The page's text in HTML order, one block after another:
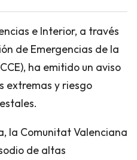
e Interior, a través
de Emergencias de la
ha emitido un aviso
extremas y riesgo
la Comunitat Valenciana
de altas